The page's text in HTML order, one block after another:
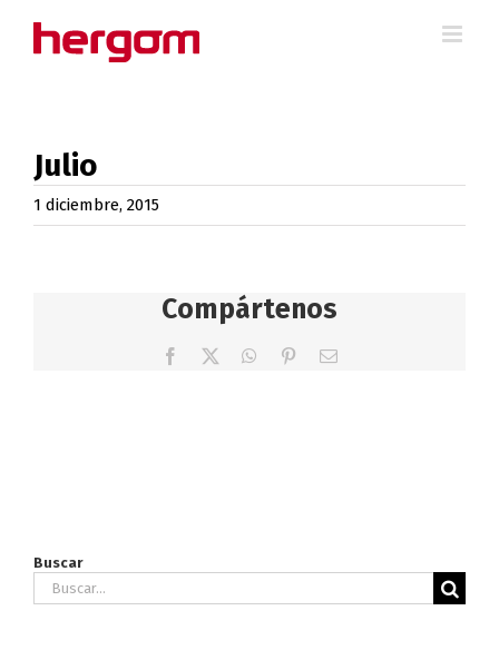
Julio
1 diciembre, 2015
Compártenos
Facebook WhatsApp
PinterestCorreo
Buscar
Buscar: